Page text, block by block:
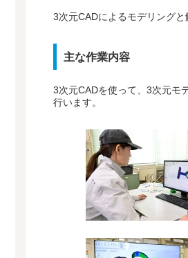
3次元CADによるモデリングと
主な作業内容
3次元CADを使って、3次元モ
行います。